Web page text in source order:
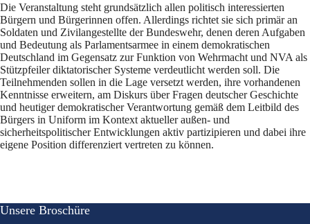
Die Veranstaltung steht grundsätzlich allen politisch interessierten
Bürgern und Bürgerinnen offen. Allerdings richtet sie sich primär an
Soldaten und Zivilangestellte der Bundeswehr, denen deren Aufgaben
und Bedeutung als Parlamentsarmee in einem demokratischen
Deutschland im Gegensatz zur Funktion von Wehrmacht und NVA als
Stützpfeiler diktatorischer Systeme verdeutlicht werden soll. Die
Teilnehmenden sollen in die Lage versetzt werden, ihre vorhandenen
Kenntnisse erweitern, am Diskurs über Fragen deutscher Geschichte
und heutiger demokratischer Verantwortung gemäß dem Leitbild des
Bürgers in Uniform im Kontext aktueller außen- und
sicherheitspolitischer Entwicklungen aktiv partizipieren und dabei ihre
eigene Position differenziert vertreten zu können.
Unsere Broschüre